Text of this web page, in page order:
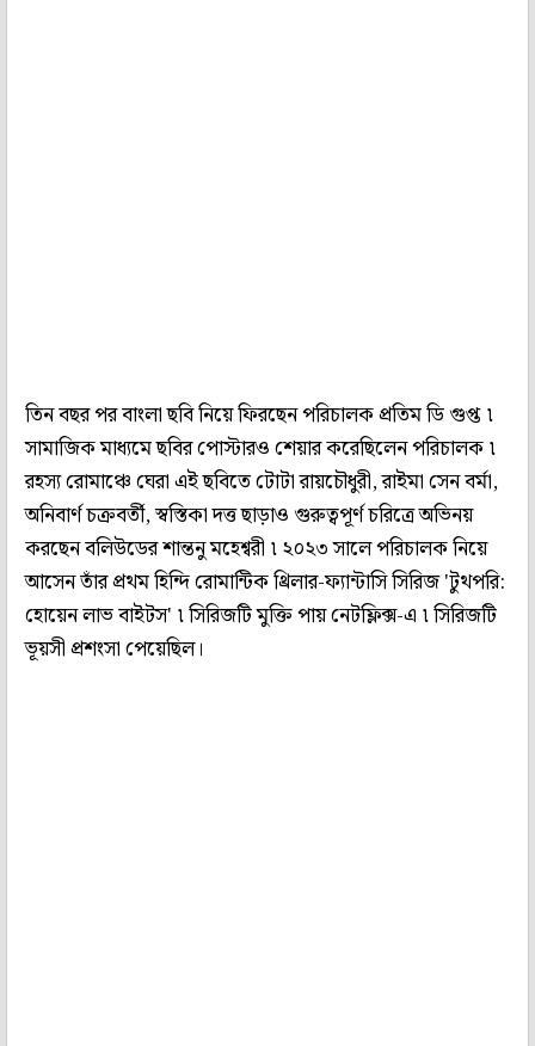
তিন বছর পর বাংলা ছবি নিয়ে ফিরছেন পরিচালক প্রতিম ডি গুপ্ত ৷
সামাজিক মাধ্যমে ছবির পোস্টারও শেয়ার করেছিলেন পরিচালক ৷
রহস্য রোমাঞ্চে ঘেরা এই ছবিতে টোটা রায়চৌধুরী, রাইমা সেন বর্মা,
অনিবার্ণ চক্রবর্তী, স্বস্তিকা দত্ত ছাড়াও গুরুত্বপূর্ণ চরিত্রে অভিনয়
করছেন বলিউডের শান্তনু মহেশ্বরী ৷ ২০২৩ সালে পরিচালক নিয়ে
আসেন তাঁর প্রথম হিন্দি রোমান্টিক থ্রিলার-ফ্যান্টাসি সিরিজ 'টুথপরি:
হোয়েন লাভ বাইটস' ৷ সিরিজটি মুক্তি পায় নেটফ্লিক্স-এ ৷ সিরিজটি
ভূয়সী প্রশংসা পেয়েছিল।